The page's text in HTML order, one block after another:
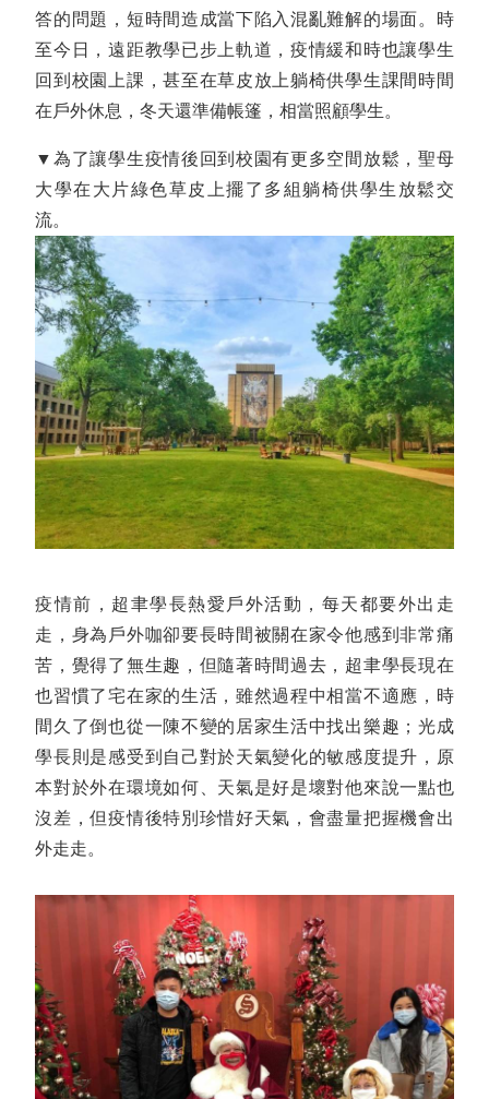
答的問題，短時間造成當下陷入混亂難解的場面。時
至今日，遠距教學已步上軌道，疫情緩和時也讓學生
回到校園上課，甚至在草皮放上躺椅供學生課間時間
在戶外休息，冬天還準備帳篷，相當照顧學生。
▼為了讓學生疫情後回到校園有更多空間放鬆，聖母
大學在大片綠色草皮上擺了多組躺椅供學生放鬆交
流。
疫情前，超聿學長熱愛戶外活動，每天都要外出走
走，身為戶外咖卻要長時間被關在家令他感到非常痛
苦，覺得了無生趣，但隨著時間過去，超聿學長現在
也習慣了宅在家的生活，雖然過程中相當不適應，時
間久了倒也從一陳不變的居家生活中找出樂趣；光成
學長則是感受到自己對於天氣變化的敏感度提升，原
本對於外在環境如何、天氣是好是壞對他來說一點也
沒差，但疫情後特別珍惜好天氣，會盡量把握機會出
外走走。